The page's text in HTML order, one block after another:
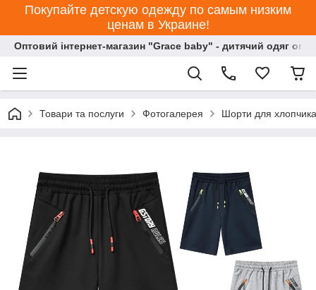
Покупайте детскую одежду по самым низким
ценам в Украине!
Оптовий інтернет-магазин "Grace baby" - дитячий одяг
Товари та послуги Фотогалерея Шорти для